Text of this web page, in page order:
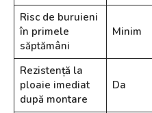
Risc de buruieni
în primele
săptămâni
Minim
Rezistență la
ploaie imediat
după montare
Da